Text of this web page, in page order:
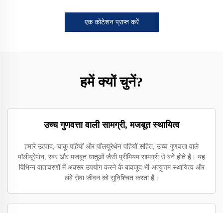
एक कोटेशन प्राप्त करें
हमें क्यों चुनें?
उच्च गुणवत्ता वाली सामग्री, मजबूत स्थायित्व
हमारे उत्पाद, चाकू पहियों और पॉलयूरेथेन पहियों सहित, उच्च गुणवत्ता वाले
पॉलीयूरेथेन, रबर और मजबूत धातुओं जैसी प्रीमियम सामग्री से बने होते हैं। यह
विभिन्न वातावरणों में अक्सर उपयोग करने के बावजूद भी अत्युत्तम स्थायित्व और
लंबे सेवा जीवन को सुनिश्चित करता है।